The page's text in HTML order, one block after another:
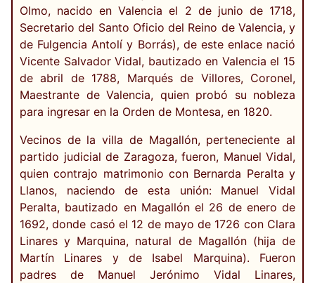
Olmo, nacido en Valencia el 2 de junio de 1718,
Secretario del Santo Oficio del Reino de Valencia, y
de Fulgencia Antolí y Borrás), de este enlace nació
Vicente Salvador Vidal, bautizado en Valencia el 15
de abril de 1788, Marqués de Villores, Coronel,
Maestrante de Valencia, quien probó su nobleza
para ingresar en la Orden de Montesa, en 1820.
Vecinos de la villa de Magallón, perteneciente al
partido judicial de Zaragoza, fueron, Manuel Vidal,
quien contrajo matrimonio con Bernarda Peralta y
Llanos, naciendo de esta unión: Manuel Vidal
Peralta, bautizado en Magallón el 26 de enero de
1692, donde casó el 12 de mayo de 1726 con Clara
Linares y Marquina, natural de Magallón (hija de
Martín Linares y de Isabel Marquina). Fueron
padres de Manuel Jerónimo Vidal Linares,